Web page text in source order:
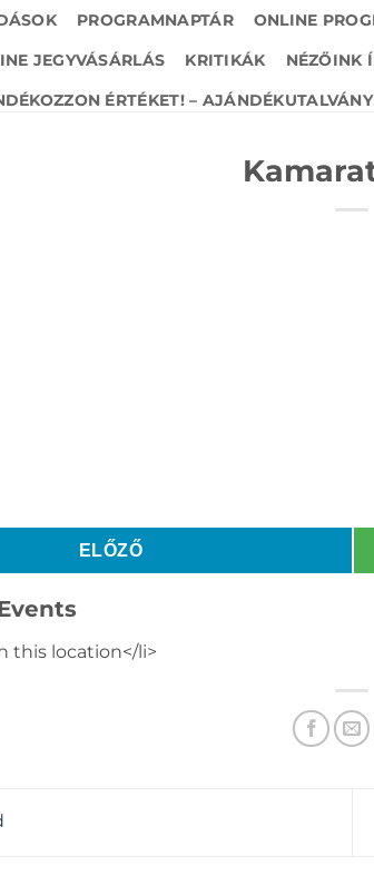
PROGRAMNAPTÁR ONLINE
JEGYVÁSÁRLÁS KRITIKÁK NÉZŐINK
ÉRTÉKET! –
ELŐZŐ
this location</li>